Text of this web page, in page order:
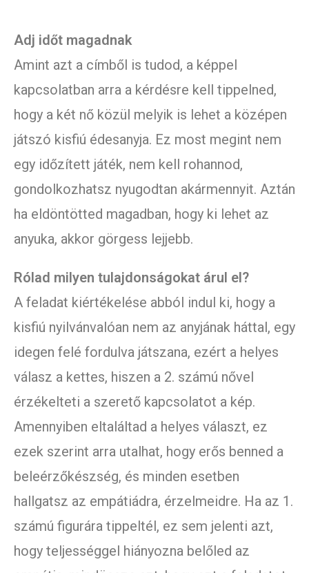
Adj időt magadnak
Amint azt a címből is tudod, a képpel
kapcsolatban arra a kérdésre kell tippelned,
hogy a két nő közül melyik is lehet a középen
játszó kisfiú édesanyja. Ez most megint nem
egy időzített játék, nem kell rohannod,
gondolkozhatsz nyugodtan akármennyit. Aztán
ha eldöntötted magadban, hogy ki lehet az
anyuka, akkor görgess lejjebb.
Rólad milyen tulajdonságokat árul el?
A feladat kiértékelése abból indul ki, hogy a
kisfiú nyilvánvalóan nem az anyjának háttal, egy
idegen felé fordulva játszana, ezért a helyes
válasz a kettes, hiszen a 2. számú nővel
érzékelteti a szerető kapcsolatot a kép.
Amennyiben eltaláltad a helyes választ, ez
ezek szerint arra utalhat, hogy erős benned a
beleérzőkészség, és minden esetben
hallgatsz az empátiádra, érzelmeidre. Ha az 1.
számú figurára tippeltél, ez sem jelenti azt,
hogy teljességgel hiányozna belőled az